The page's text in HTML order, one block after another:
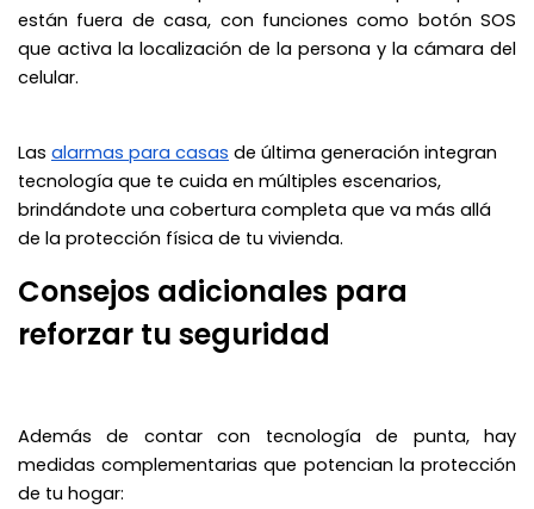
están fuera de casa, con funciones como botón SOS
que activa la localización de la persona y la cámara del
celular.
Las alarmas para casas de última generación integran
tecnología que te cuida en múltiples escenarios,
brindándote una cobertura completa que va más allá
de la protección física de tu vivienda.
Consejos adicionales para
reforzar tu seguridad
Además de contar con tecnología de punta, hay
medidas complementarias que potencian la protección
de tu hogar: